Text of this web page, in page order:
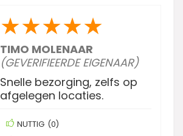
★★★★★
TIMO MOLENAAR
(GEVERIFIEERDE EIGENAAR)
Snelle bezorging, zelfs op
afgelegen locaties.
NUTTIG (0)